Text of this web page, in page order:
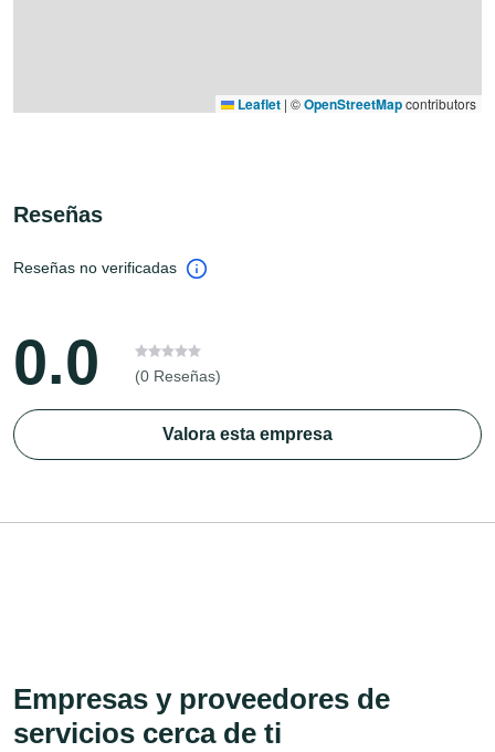
Leaflet | ©OpenStreetMapcontributors
Reseñas
Reseñas no verificadas
0.0 (0 Reseñas)
Valora esta empresa
Empresas y proveedores de
servicios cerca de ti